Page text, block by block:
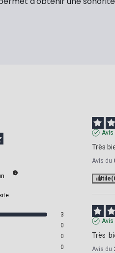
3
0
0
0
Avis
Très
Avis du
Utile
Avis
Très
Avis du